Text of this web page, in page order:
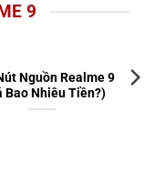
9
Nguồn Realme 9
Bao Nhiêu Tiền?)